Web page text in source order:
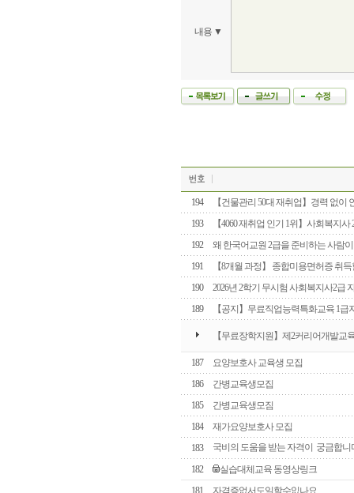
내용 ▼
194
【건물관리 50대 재취업】경력 없이
193
【4060 재취업 인기 1위】사회복지
192
왜 한국어교원 2급을 준비하는 사람
191
【8개월 과정】 종합미용면허증 취
190
2026년 2학기 무시험 사회복지사2급
189
【공지】무료직업능력특화교육 1급
【무료장학지원】제2커리어개발교
187
요양보호사 교육생 모집
186
간병교육생모집
185
간병교육생모짐
184
재가요양보호사 모집
183
국비의 도움을 받는 자격이 궁금합니
182
실습대체교육 동영상링크
181
자격증없서도일할수잆나요